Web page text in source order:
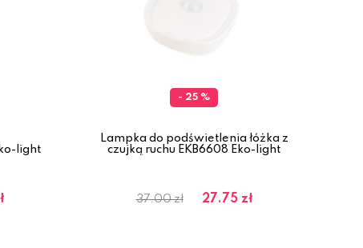
light
- 25 %
Lampka do podświetlenia łóżka z
czujką ruchu EKB6608 Eko-light
37.00 zł 27.75 zł